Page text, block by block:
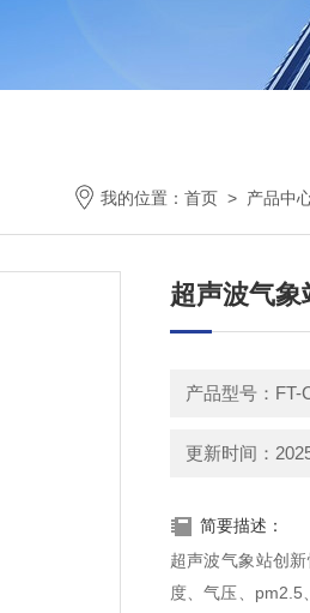
我的位置： 首页 > 产品中
超声波气象
产品型号：FT-
更新时间：
简要描述：
超声波气象站创
度、气压、